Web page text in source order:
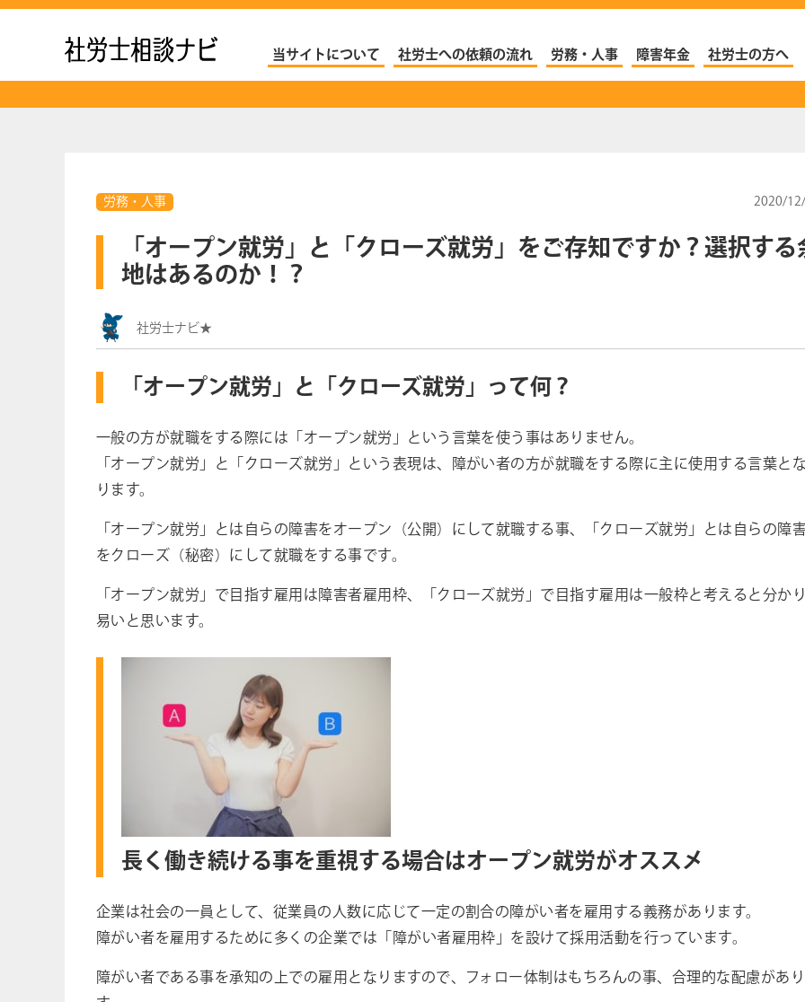
社労士ナビ
当サイトについて 社労士への依頼の流れ 労務・人事 障害年金 社労士の方へ
労務・人事 2020/
「オープン就労」と「クローズ就労」をご存知ですか？選択する
地はあるのか！？
社労士ナビ★
「オープン就労」と「クローズ就労」って何？
一般の方が就職をする際には「オープン就労」という言葉を使う事はありません。
「オープン就労」と「クローズ就労」という表現は、障がい者の方が就職をする際に主に使用する言葉と
ります。
「オープン就労」とは自らの障害をオープン（公開）にして就職する事、「クローズ就労」とは自らの障
をクローズ（秘密）にして就職をする事です。
「オープン就労」で目指す雇用は障害者雇用枠、「クローズ就労」で目指す雇用は一般枠と考えると分か
易いと思います。
長く働き続ける事を重視する場合はオープン就労がオススメ
企業は社会の一員として、従業員の人数に応じて一定の割合の障がい者を雇用する義務があります。
障がい者を雇用するために多くの企業では「障がい者雇用枠」を設けて採用活動を行っています。
障がい者である事を承知の上での雇用となりますので、フォロー体制はもちろんの事、合理的な配慮があ